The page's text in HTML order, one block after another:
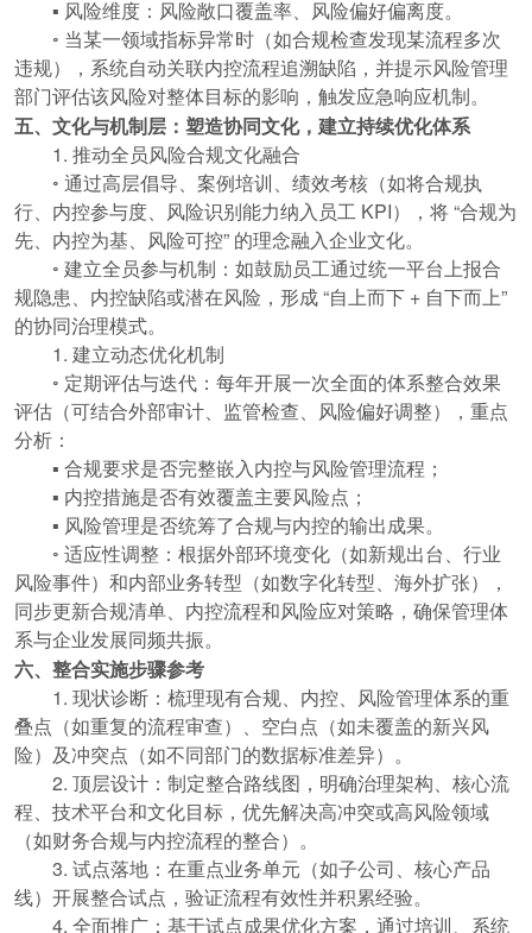
▪ 风险维度：风险敞口覆盖率、风险偏好偏离度。
◦ 当某一领域指标异常时（如合规检查发现某流程多次
违规），系统自动关联内控流程追溯缺陷，并提示风险管理
部门评估该风险对整体目标的影响，触发应急响应机制。
五、文化与机制层：塑造协同文化，建立持续优化体系
1. 推动全员风险合规文化融合
◦ 通过高层倡导、案例培训、绩效考核（如将合规执
行、内控参与度、风险识别能力纳入员工 KPI），将 “合规为
先、内控为基、风险可控” 的理念融入企业文化。
◦ 建立全员参与机制：如鼓励员工通过统一平台上报合
规隐患、内控缺陷或潜在风险，形成 “自上而下 + 自下而上”
的协同治理模式。
1. 建立动态优化机制
◦ 定期评估与迭代：每年开展一次全面的体系整合效果
评估（可结合外部审计、监管检查、风险偏好调整），重点
分析：
▪ 合规要求是否完整嵌入内控与风险管理流程；
▪ 内控措施是否有效覆盖主要风险点；
▪ 风险管理是否统筹了合规与内控的输出成果。
◦ 适应性调整：根据外部环境变化（如新规出台、行业
风险事件）和内部业务转型（如数字化转型、海外扩张），
同步更新合规清单、内控流程和风险应对策略，确保管理体
系与企业发展同频共振。
六、整合实施步骤参考
1. 现状诊断：梳理现有合规、内控、风险管理体系的重
叠点（如重复的流程审查）、空白点（如未覆盖的新兴风
险）及冲突点（如不同部门的数据标准差异）。
2. 顶层设计：制定整合路线图，明确治理架构、核心流
程、技术平台和文化目标，优先解决高冲突或高风险领域
（如财务合规与内控流程的整合）。
3. 试点落地：在重点业务单元（如子公司、核心产品
线）开展整合试点，验证流程有效性并积累经验。
4. 全面推广：基于试点成果优化方案，通过培训、系统